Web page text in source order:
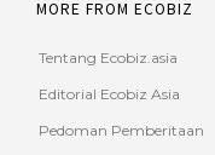
MORE FROM ECOBIZ
Tentang Ecobiz.asia
Editorial Ecobiz Asia
Pedoman Pemberitaan